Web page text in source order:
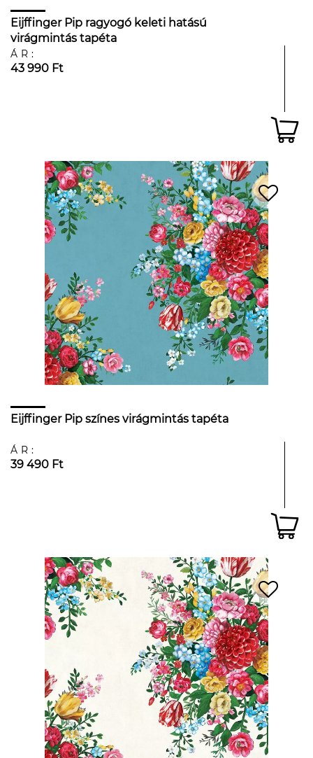
Eijffinger Pip ragyogó keleti hatású
virágmintás tapéta
ÁR:
43 990 Ft
Eijffinger Pip színes virágmintás tapéta
ÁR:
39 490 Ft